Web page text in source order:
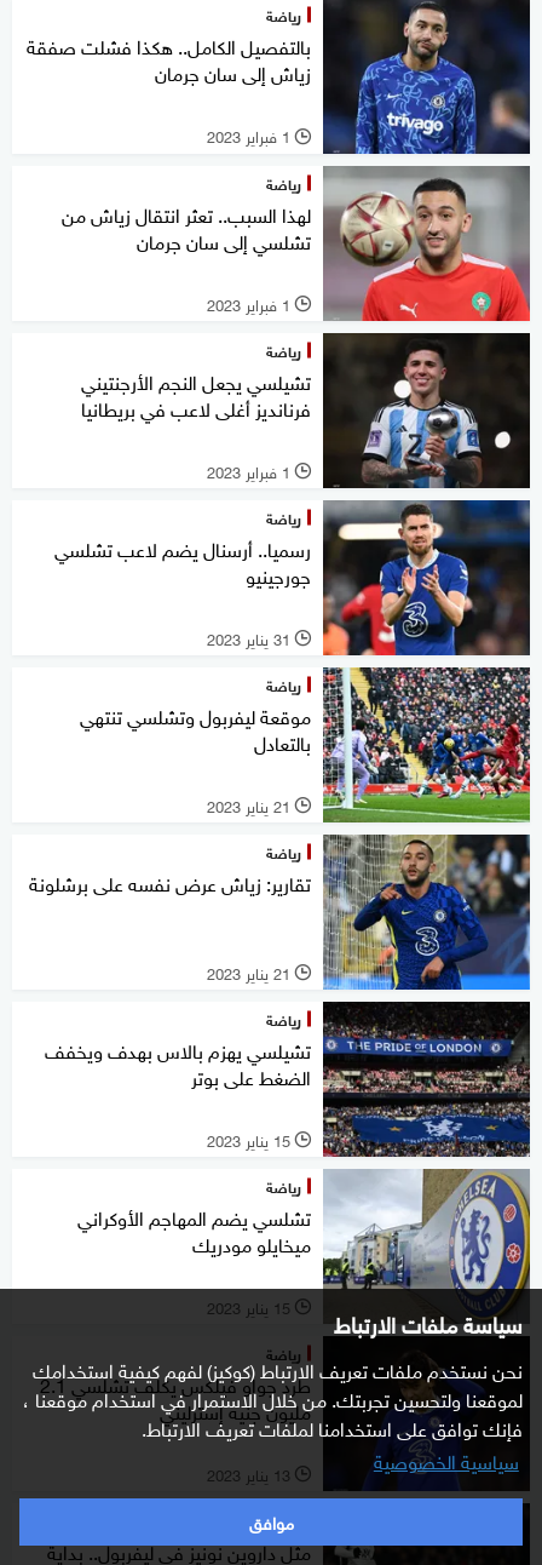
سياسة ملفات الارتباط
نحن نستخدم ملفات تعريف الارتباط (كوكيز) لفهم كيفية استخدامك
لموقعنا ولتحسين تجربتك. من خلال الاستمرار في استخدام موقعنا ،
فإنك توافق على استخدامنا لملفات تعريف الارتباط.
سياسية الخصوصية
موافق
رياضة
بالتفصيل الكامل.. هكذا فشلت صفقة
زياش إلى سان جرمان
l 1 فبراير 2023
رياضة
لهذا السبب.. تعثر انتقال زياش من
تشلسي إلى سان جرمان
l 1 فبراير 2023
رياضة
تشيلسي يجعل النجم الأرجنتيني
فرنانديز أغلى لاعب في بريطانيا
l 1 فبراير 2023
رياضة
رسميا.. أرسنال يضم لاعب تشلسي
جورجينيو
l 31 يناير 2023
رياضة
موقعة ليفربول وتشلسي تنتهي
بالتعادل
l 21 يناير 2023
رياضة
تقارير: زياش عرض نفسه على برشلونة
l 21 يناير 2023
رياضة
تشيلسي يهزم بالاس بهدف ويخفف
الضغط على بوتر
l 15 يناير 2023
رياضة
تشلسي يضم المهاجم الأوكراني
ميخايلو مودريك
l 15 يناير 2023
رياضة
طرد جواو فيلكس يكلف تشلسي 2.1
مليون جنيه إسترليني
l 13 يناير 2023
رياضة
مثل داروين نونيز في ليفربول.. بداية